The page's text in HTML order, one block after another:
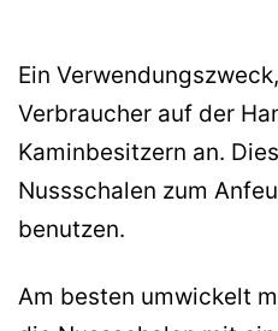
Ein
Verbraucher auf der
Kaminbesitzern an.
Nussschalen zum
benutzen.
Am besten umwickelt